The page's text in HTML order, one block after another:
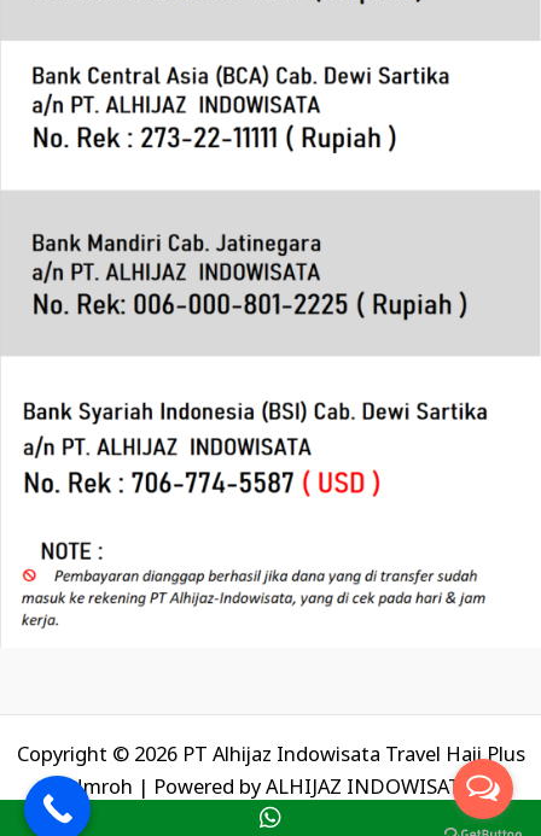
Copyright © 2026 PT Alhijaz Indowisata Travel Haji Plus
Umroh | Powered byALHIJAZ INDOWISATA